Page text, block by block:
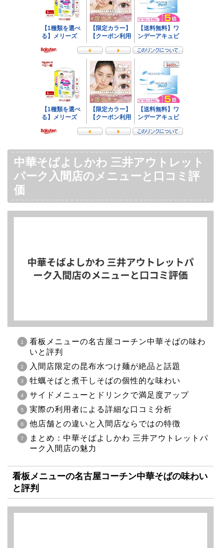
中華そばよしかわ 三井アウトレット
パーク入間店のメニューと口コミ評
価
看板メニューの名古屋コーチン中華そばの味わ
いと評判
入間店限定の昆布水つけ麺が絶品と話題
牡蠣そばと煮干しそばの個性的な味わい
サイドメニューとドリンクで満足度アップ
実際の利用者による詳細な口コミ分析
他店舗との違いと入間店ならではの特徴
まとめ：中華そばよしかわ 三井アウトレットパ
ーク入間店の魅力
看板メニューの名古屋コーチン中華そばの味わい
と評判